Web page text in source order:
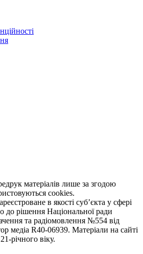
матеріалів лише за згодою
cookies.
в якості суб’єкта у сфері
до рішення Національної ради
та радіомовлення №554 від
медіа R40-06939. Матеріали на сайті
річного віку.